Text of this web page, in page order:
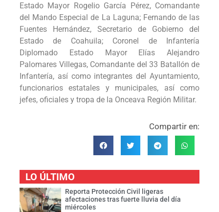
Estado Mayor Rogelio García Pérez, Comandante
del Mando Especial de La Laguna; Fernando de las
Fuentes Hernández, Secretario de Gobierno del
Estado de Coahuila; Coronel de Infantería
Diplomado Estado Mayor Elías Alejandro
Palomares Villegas, Comandante del 33 Batallón de
Infantería, así como integrantes del Ayuntamiento,
funcionarios estatales y municipales, así como
jefes, oficiales y tropa de la Onceava Región Militar.
Compartir en:
LO ÚLTIMO
Reporta Protección Civil ligeras
afectaciones tras fuerte lluvia del día
miércoles